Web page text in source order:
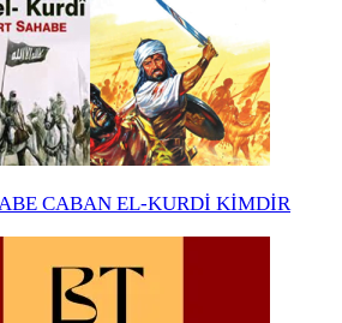
CABAN EL-KURDİ KİMDİR